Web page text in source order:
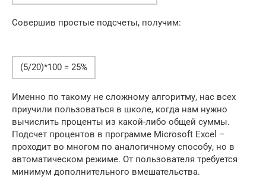
Совершив простые подсчеты, получим:
(5/20)*100 = 25%
Именно по такому не сложному алгоритму, нас всех
приучили пользоваться в школе, когда нам нужно
вычислить проценты из какой-либо общей суммы.
Подсчет процентов в программе Microsoft Excel –
проходит во многом по аналогичному способу, но в
автоматическом режиме. От пользователя требуется
минимум дополнительного вмешательства.